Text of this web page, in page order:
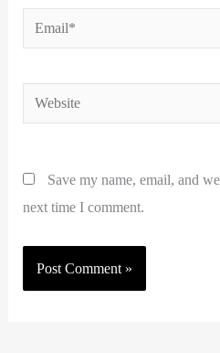
Email*
Website
Save my name, email, and
next time I comment.